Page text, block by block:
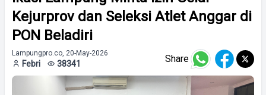
Kejurprov dan Seleksi Atlet Anggar di
PON Beladiri
Lampungpro.co, 20-May-2026
Febri 38341 Share